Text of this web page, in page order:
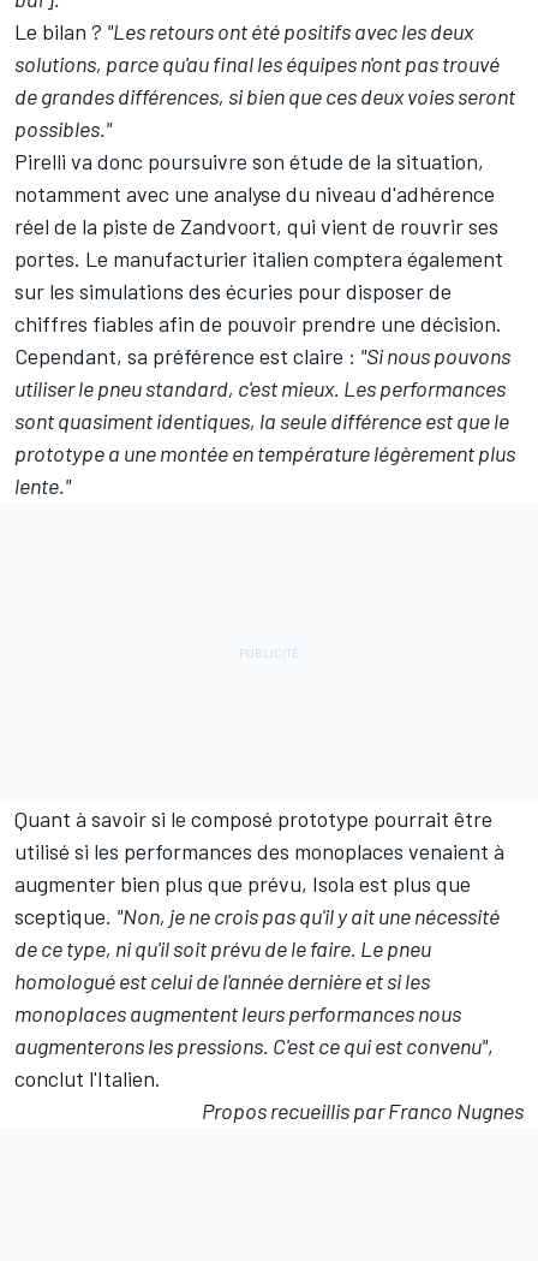
Le bilan ? "Les retours ont été positifs avec les deux
solutions, parce qu'au final les équipes n'ont pas trouvé
de grandes différences, si bien que ces deux voies seront
possibles."
Pirelli va donc poursuivre son étude de la situation,
notamment avec une analyse du niveau d'adhérence
réel de la piste de Zandvoort, qui vient de rouvrir ses
portes. Le manufacturier italien comptera également
sur les simulations des écuries pour disposer de
chiffres fiables afin de pouvoir prendre une décision.
Cependant, sa préférence est claire : "Si nous pouvons
utiliser le pneu standard, c'est mieux. Les performances
sont quasiment identiques, la seule différence est que le
prototype a une montée en température légèrement plus
lente."
Quant à savoir si le composé prototype pourrait être
utilisé si les performances des monoplaces venaient à
augmenter bien plus que prévu, Isola est plus que
sceptique. "Non, je ne crois pas qu'il y ait une nécessité
de ce type, ni qu'il soit prévu de le faire. Le pneu
homologué est celui de l'année dernière et si les
monoplaces augmentent leurs performances nous
augmenterons les pressions. C'est ce qui est convenu",
conclut l'Italien.
Propos recueillis par Franco Nugnes